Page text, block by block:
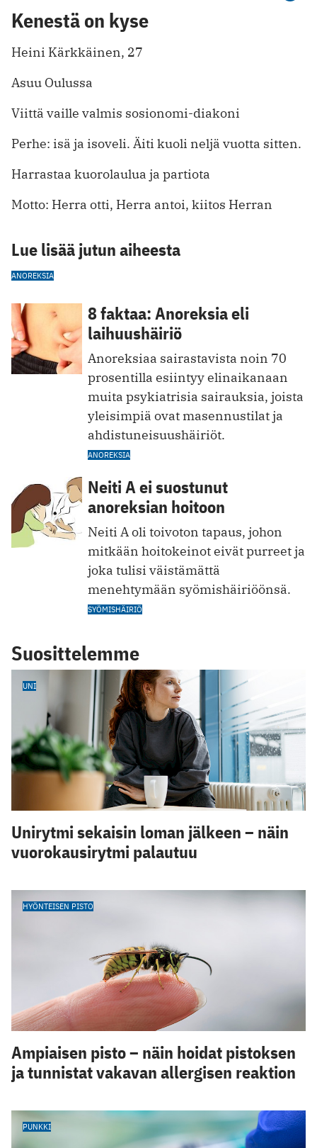
Kenestä on kyse
Heini Kärkkäinen, 27
Asuu Oulussa
Viittä vaille valmis sosionomi-diakoni
Perhe: isä ja isoveli. Äiti kuoli neljä vuotta sitten.
Harrastaa kuorolaulua ja partiota
Motto: Herra otti, Herra antoi, kiitos Herran
Lue lisää jutun aiheesta
ANOREKSIA
8 faktaa: Anoreksia eli
laihuushäiriö
Anoreksiaa sairastavista noin 70
prosentilla esiintyy elinaikanaan
muita psykiatrisia sairauksia, joista
yleisimpiä ovat masennustilat ja
ahdistuneisuushäiriöt.
ANOREKSIA
Neiti A ei suostunut
anoreksian hoitoon
Neiti A oli toivoton tapaus, johon
mitkään hoitokeinot eivät purreet ja
joka tulisi väistämättä
menehtymään syömishäiriöönsä.
SYÖMISHÄIRIÖ
Suosittelemme
UNI
Unirytmi sekaisin loman jälkeen – näin
vuorokausirytmi palautuu
HYÖNTEISEN PISTO
Ampiaisen pisto – näin hoidat pistoksen
ja tunnistat vakavan allergisen reaktion
PUNKKI